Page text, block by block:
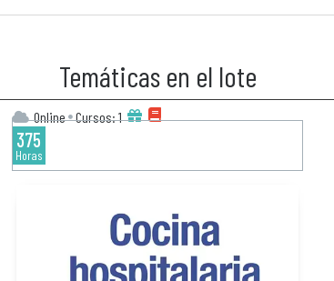
Temáticas en el lote
Online Cursos: 1
375
Horas